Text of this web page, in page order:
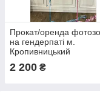
Прокат/оренда
на гендерпаті м.
Кропивницький
2 200 ₴